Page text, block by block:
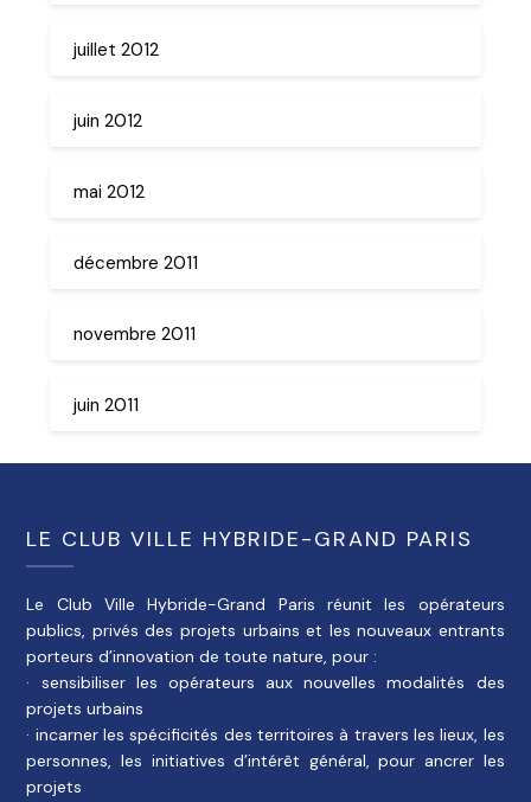
juillet 2012
juin 2012
mai 2012
décembre 2011
novembre 2011
juin 2011
LE CLUB VILLE HYBRIDE-GRAND PARIS
Le Club Ville Hybride-Grand Paris réunit les opérateurs
publics, privés des projets urbains et les nouveaux entrants
porteurs d’innovation de toute nature, pour :
· sensibiliser les opérateurs aux nouvelles modalités des
projets urbains
· incarner les spécificités des territoires à travers les lieux, les
personnes, les initiatives d’intérêt général, pour ancrer les
projets